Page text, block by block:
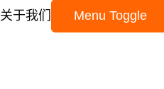
关于我们
Menu Toggle